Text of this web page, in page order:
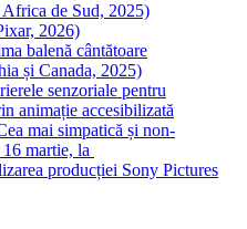
de Sud, 2025)
2026)
balenă cântătoare
și Canada, 2025)
senzoriale pentru
animație accesibilizată
mai simpatică și non-
martie, la
producției Sony Pictures